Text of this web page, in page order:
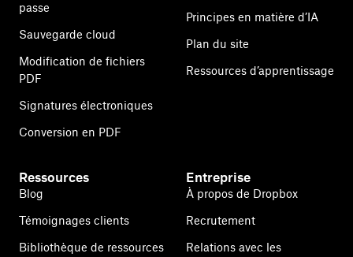
passe
Sauvegarde cloud
Modification de fichiers
PDF
Signatures électroniques
Conversion en PDF
Principes en matière d’IA
Plan du site
Ressources d’apprentissage
Ressources
Blog
Témoignages clients
Bibliothèque de ressources
Entreprise
À propos de Dropbox
Recrutement
Relations avec les